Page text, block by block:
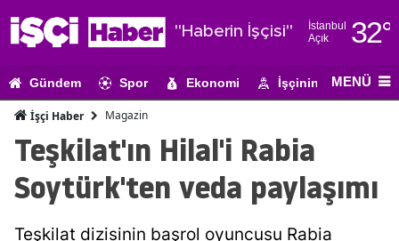
"Haberin İşçisi"
İstanbul
Açık
32°
Adıyaman
Amasya
Ankara
Gündem Spor Ekonomi İşçinin Gündemi
MENÜ
İşçi Haber Magazin
Teşkilat'ın Hilal'i Rabia
Soytürk'ten veda paylaşımı
Teşkilat dizisinin başrol oyuncusu Rabia